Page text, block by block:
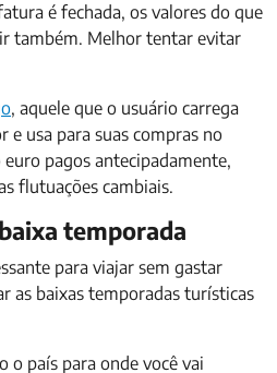
é fechada, os valores do que
também. Melhor tentar evitar
, aquele que o usuário carrega
usa para suas compras no
pagos antecipadamente,
flutuações cambiais.
temporada
para viajar sem gastar
as baixas temporadas turísticas
o país para onde você vai